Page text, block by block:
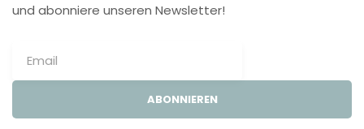
und abonniere unseren Newsletter!
ABONNIEREN